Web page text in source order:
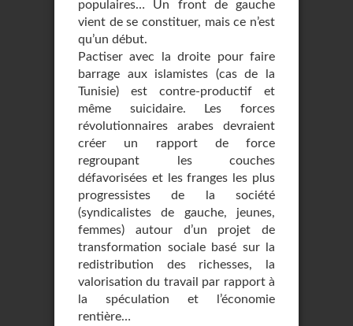
populaires… Un front de gauche
vient de se constituer, mais ce n’est
qu’un début.
Pactiser avec la droite pour faire
barrage aux islamistes (cas de la
Tunisie) est contre-productif et
même suicidaire. Les forces
révolutionnaires arabes devraient
créer un rapport de force
regroupant les couches
défavorisées et les franges les plus
progressistes de la société
(syndicalistes de gauche, jeunes,
femmes) autour d’un projet de
transformation sociale basé sur la
redistribution des richesses, la
valorisation du travail par rapport à
la spéculation et l’économie
rentière…